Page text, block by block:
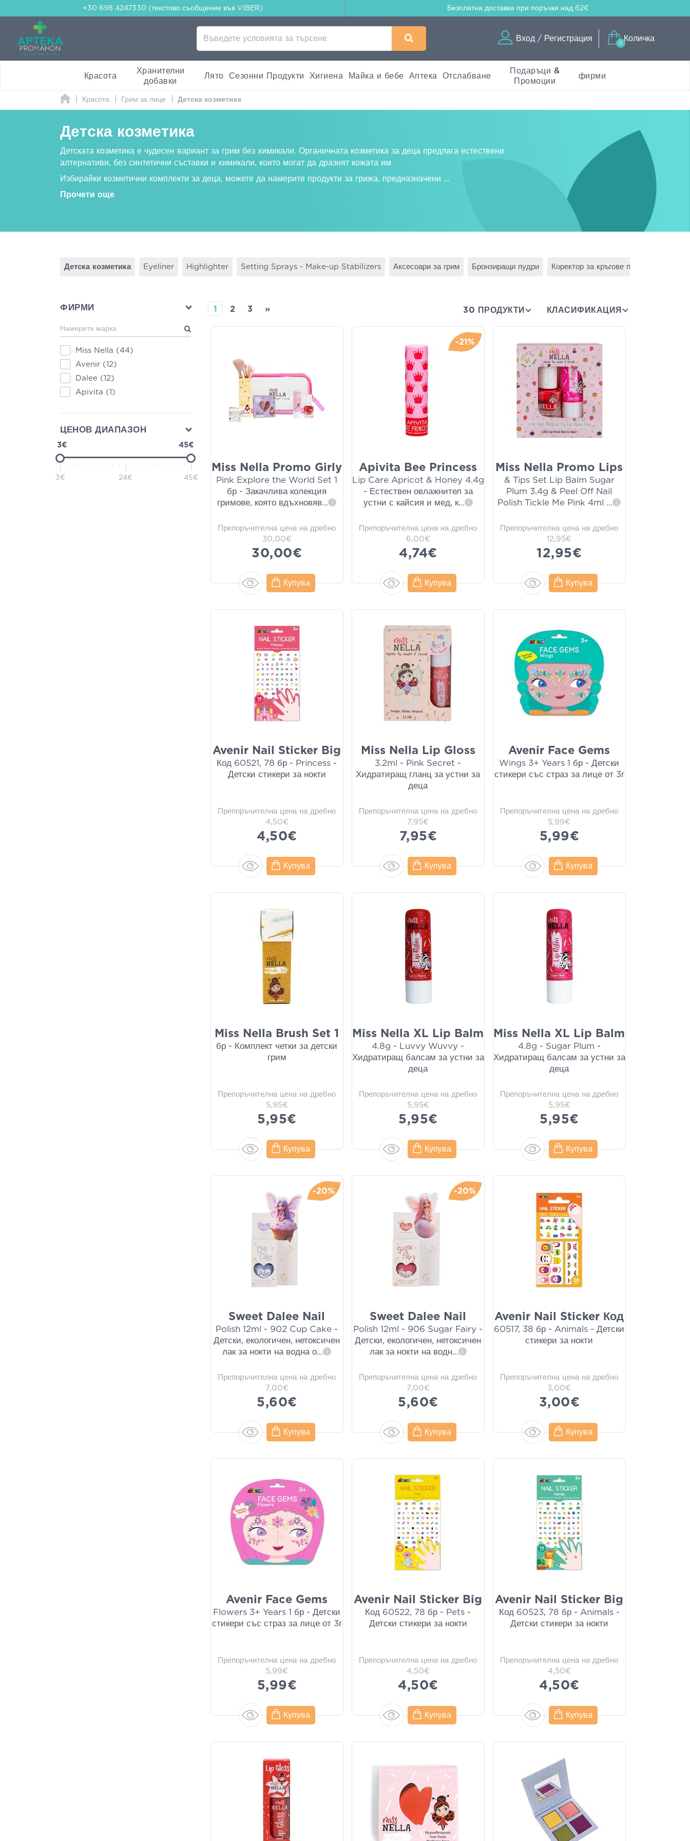
+30 698 4247330 (текстово съобщение във VIBER) Безплатна доставка при поръчки над 62€
Вход / Регистрация
0
Количка
Красота
Хранителни
добавки
Лято Сезонни Продукти Хигиена Майка и бебе Аптека Отслабване
Подаръци &
Промоции
фирми
Красота Грим за лице Детска козметика
Детска козметика
Детската козметика е чудесен вариант за грим без химикали. Органичната козметика за деца предлага естествени
алтернативи, без синтетични съставки и химикали, които могат да дразнят кожата им.
Избирайки козметични комплекти за деца, можете да намерите продукти за грижа, предназначени ...
Прочети още
Детска козметика Eyeliner Highlighter Setting Sprays - Make-up Stabilizers Аксесоари за грим Бронзиращи пудри Коректор за кръгове под очите
ФИРМИ
Miss Nella (44)
Avenir (12)
Dalee (12)
Apivita (1)
ЦЕНОВ ДИАПАЗОН
3€ 45€
3€ 24€ 45€
1 2 3 » 30 ПРОДУКТИ КЛАСИФИКАЦИЯ
Miss Nella Promo Girly
Pink Explore the World Set 1
бр - Закачлива колекция
гримове, която вдъхновяв... i
Препоръчителна цена на дребно
30,00€
30,00€
Купува
-21%
Apivita Bee Princess
Lip Care Apricot & Honey 4.4g
- Естествен овлажнител за
устни с кайсия и мед, к... i
Препоръчителна цена на дребно
6,00€
4,74€
Купува
Miss Nella Promo Lips
& Tips Set Lip Balm Sugar
Plum 3.4g & Peel Off Nail
Polish Tickle Me Pink 4ml ... i
Препоръчителна цена на дребно
12,95€
12,95€
Купува
Avenir Nail Sticker Big
Код 60521, 78 бр - Princess -
Детски стикери за нокти
Препоръчителна цена на дребно
4,50€
4,50€
Купува
Miss Nella Lip Gloss
3.2ml - Pink Secret -
Хидратиращ гланц за устни за
деца
Препоръчителна цена на дребно
7,95€
7,95€
Купува
Avenir Face Gems
Wings 3+ Years 1 бр - Детски
стикери със страз за лице от 3г
Препоръчителна цена на дребно
5,99€
5,99€
Купува
Miss Nella Brush Set 1
бр - Комплект четки за детски
грим
Препоръчителна цена на дребно
5,95€
5,95€
Купува
Miss Nella XL Lip Balm
4.8g - Luvvy Wuvvy -
Хидратиращ балсам за устни за
деца
Препоръчителна цена на дребно
5,95€
5,95€
Купува
Miss Nella XL Lip Balm
4.8g - Sugar Plum -
Хидратиращ балсам за устни за
деца
Препоръчителна цена на дребно
5,95€
5,95€
Купува
-20%
Sweet Dalee Nail
Polish 12ml - 902 Cup Cake -
Детски, екологичен, нетоксичен
лак за нокти на водна о... i
Препоръчителна цена на дребно
7,00€
5,60€
Купува
-20%
Sweet Dalee Nail
Polish 12ml - 906 Sugar Fairy -
Детски, екологичен, нетоксичен
лак за нокти на водн... i
Препоръчителна цена на дребно
7,00€
5,60€
Купува
Avenir Nail Sticker Код
60517, 38 бр - Animals - Детски
стикери за нокти
Препоръчителна цена на дребно
3,00€
3,00€
Купува
Avenir Face Gems
Flowers 3+ Years 1 бр - Детски
стикери със страз за лице от 3г
Препоръчителна цена на дребно
5,99€
5,99€
Купува
Avenir Nail Sticker Big
Код 60522, 78 бр - Pets -
Детски стикери за нокти
Препоръчителна цена на дребно
4,50€
4,50€
Купува
Avenir Nail Sticker Big
Код 60523, 78 бр - Animals -
Детски стикери за нокти
Препоръчителна цена на дребно
4,50€
4,50€
Купува